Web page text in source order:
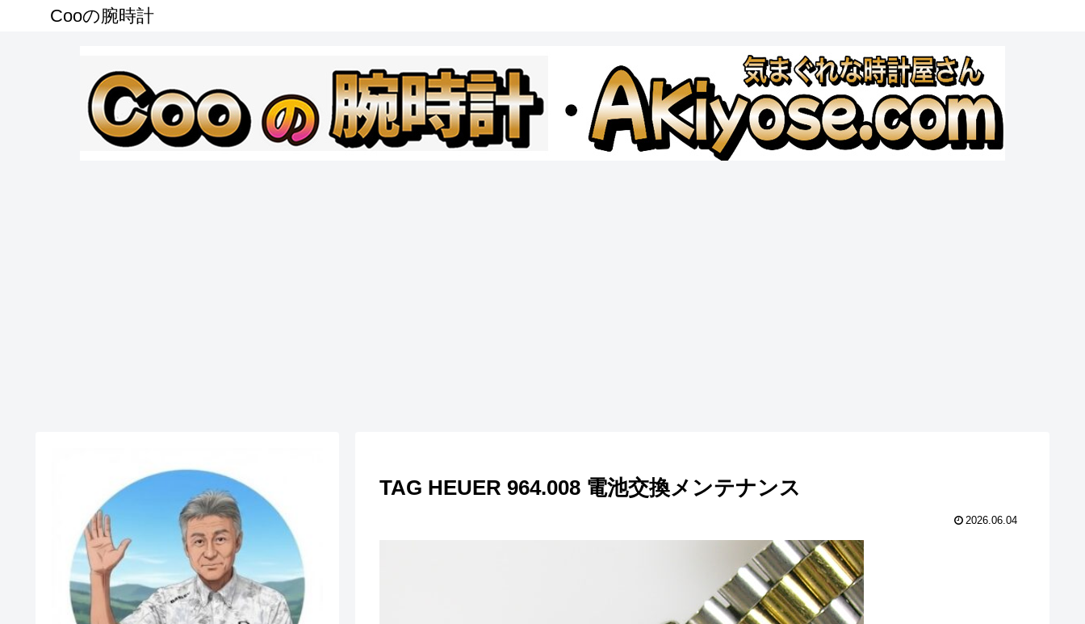
Cooの腕時計
TAG HEUER 964.008 電池交換メンテナンス
2026.06.04